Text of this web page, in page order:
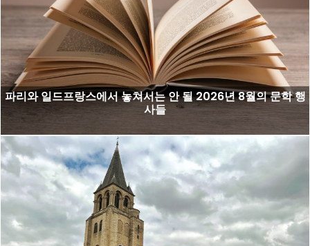
파리와 일드프랑스에서 놓쳐서는 안 될 2026년 8월의 문학 행
사들